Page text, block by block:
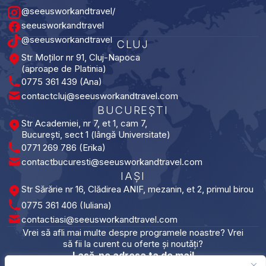
@seeusworkandtravel/
seeusworkandtravel
@seeusworkandtravel CLUJ
Str Moților nr 91, Cluj-Napoca
(aproape de Platinia)
0775 361 439 (Ana)
contactcluj@seeusworkandtravel.com
BUCUREȘTI​
Str Academiei, nr 7, et 1, cam 7,
București, sect 1 (lângă Universitate)
0771 269 786 (Erika)
contactbucuresti@seeusworkandtravel.com
IAȘI​
Str Sărărie nr 16, Clădirea ANIF, mezanin, et 2, primul birou
0775 361 406 (Iuliana)
contactiasi@seeusworkandtravel.com
Vrei să afli mai multe despre programele noastre? Vrei
să fii la curent cu oferte și noutăți?
Lasă-ne adresa ta de mail